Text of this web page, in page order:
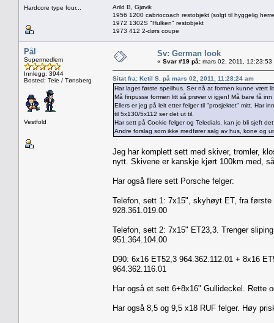
Hardcore type four...
Arild B, Gjøvik
1956 1200 cabriocoach restobjekt (solgt til hyggelig
1972 1302S "Hulken" restobjekt
1973 412 2-dørs coupe
Pål
Supermedlem
Innlegg: 3944
Bosted: Teie / Tønsberg
Vestfold
Sv: German look
« Svar #19 på: mars 02, 2011, 12:23:53
Sitat fra: Ketil S. på mars 02, 2011, 11:28:24 am
Har laget første speilhus. Ser nå at formen kunne vært
Må finpusse formen litt så prøver vi igjen! Må bare få
Ellers er jeg på leit etter felger til "prosjektet" mitt. Har
til 5x130/5x112 ser det ut til.
Har sett på Cookie felger og Teledials, kan jo bli sjeft
Andre forslag som ikke medfører salg av hus, kone og
Jeg har komplett sett med skiver, tromler,
nytt. Skivene er kanskje kjørt 100km med,
Har også flere sett Porsche felger:
Telefon, sett 1: 7x15", skyhøyt ET, fra første
928.361.019.00
Telefon, sett 2: 7x15" ET23,3. Trenger
951.364.104.00
D90: 6x16 ET52,3 964.362.112.01 + 8x16
964.362.116.01
Har også et sett 6+8x16" Gullideckel. Rette
Har også 8,5 og 9,5 x18 RUF felger. Høy